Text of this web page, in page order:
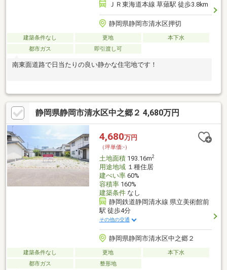
ＪＲ東海道本線 草薙駅 徒歩3.8km
静岡県静岡市清水区押切
建築条件なし 更地
本下水
都市ガス
即引渡し可
南東面道路で日当たりの良い静かな住宅地です！
静岡県静岡市清水区中之郷２ 4,680万円
4,680万円
（坪単価:-）
土地面積193.16m2
用途地域１種住居
建ぺい率60%
容積率160%
建築条件なし
静岡鉄道静岡清水線 県立美術館前
駅 徒歩4分
その他の交通
静岡県静岡市清水区中之郷２
建築条件なし 更地
本下水
都市ガス
整形地